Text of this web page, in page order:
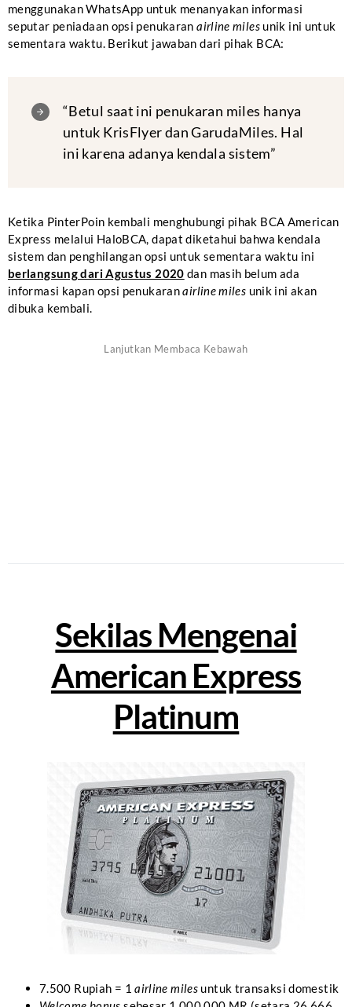
menggunakan WhatsApp untuk menanyakan informasi
seputar peniadaan opsi penukaranairline milesunik ini untuk
sementara waktu. Berikut jawaban dari pihak BCA:
“Betul saat ini penukaran miles hanya
untuk KrisFlyer dan GarudaMiles. Hal
ini karena adanya kendala sistem”
Ketika PinterPoin kembali menghubungi pihak BCA American
Express melalui HaloBCA, dapat diketahui bahwa kendala
sistem dan penghilangan opsi untuk sementara waktu ini
berlangsung dari Agustus 2020 dan masih belum ada
informasi kapan opsi penukaranairline miles unik ini akan
dibuka kembali.
Sekilas Mengenai
American Express
Platinum
7.500 Rupiah = 1airline miles untuk transaksi domestik